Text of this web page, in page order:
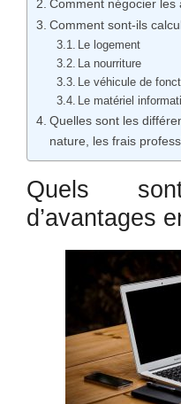
Comment négocier
Comment sont-ils
Le logement
La nourriture
Le véhicule de
Le matériel
Quelles sont les
nature, les frais
Quels
d’avantages